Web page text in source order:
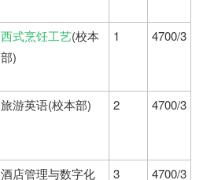
西式烹饪工艺(校本
部)
1 4700/3
旅游英语(校本部) 2 4700/3
酒店管理与数字化
3 4700/3